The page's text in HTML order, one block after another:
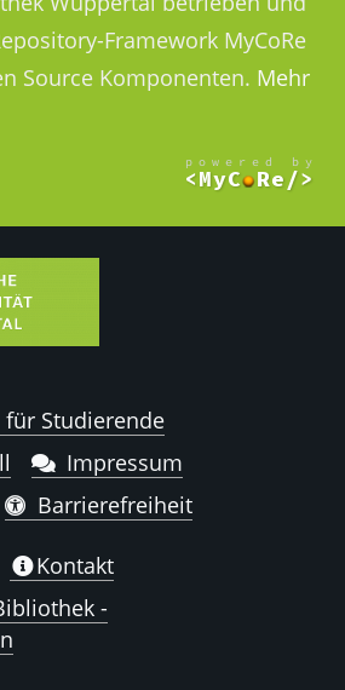
Framework MyCoRe
Source Komponenten. Mehr
Studierende
Impressum
Barrierefreiheit
Kontakt
-